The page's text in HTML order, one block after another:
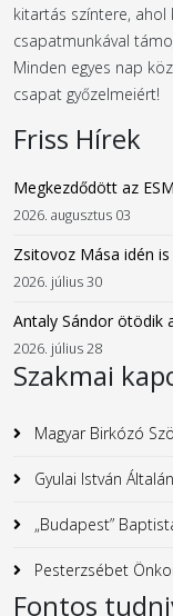
kitartás színtere, ahol
csapatmunkával
Minden egyes nap
csapat győzelmeiért!
Friss Hírek
Megkezdődött az
2026. augusztus 03
Zsitovoz Mása idén
2026. július 30
Antaly Sándor ötödik
2026. július 28
Szakmai
Magyar Birkózó
Gyulai István
„Budapest”
Pesterzsébet
Fontos